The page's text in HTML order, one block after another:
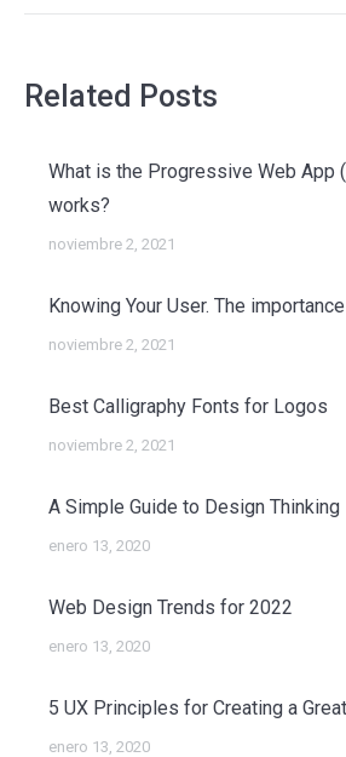
Related Posts
What is the Progressive Web App
works?
noviembre 2, 2021
Knowing Your User. The
noviembre 2, 2021
Best Calligraphy Fonts for Logos
noviembre 2, 2021
A Simple Guide to Design Thinking
enero 13, 2020
Web Design Trends for 2022
enero 13, 2020
5 UX Principles for Creating a
enero 13, 2020